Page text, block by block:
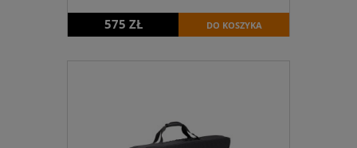
575 ZŁ DO KOSZYKA